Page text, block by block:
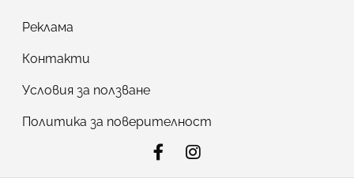
Реклама
Контакти
Условия за ползване
Политика за поверителност